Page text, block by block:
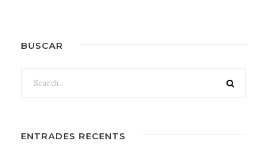
BUSCAR
ENTRADES RECENTS